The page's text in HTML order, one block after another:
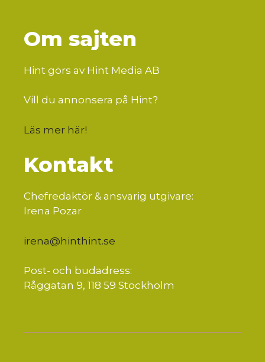
Om sajten
Hint görs av Hint Media AB
Vill du annonsera på Hint?
Läs mer här!
Kontakt
Chefredaktör & ansvarig utgivare:
Irena Pozar
irena@hinthint.se
Post- och budadress:
Råggatan 9, 118 59 Stockholm